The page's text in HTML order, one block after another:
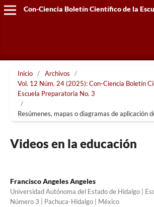
Con-Ciencia Boletín Científico de la
Inicio / Archivos
/
Vol. 12 Núm. 24 (2025): Con-Ciencia Boletín
Escuela Preparatoria No. 3
/
Resúmenes, mapas o diagramas de aplicación
Videos en la educación
Francisco Angeles Angeles
Universidad Autónoma del Estado de Hidalgo |
Número 3 | Pachuca-Hidalgo | México